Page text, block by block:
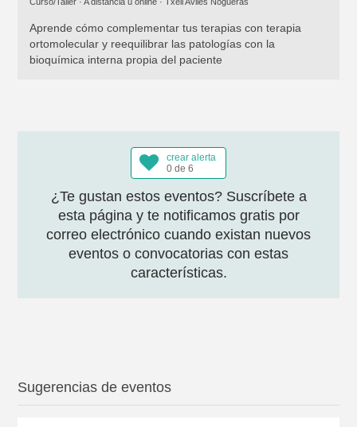
Aprende cómo complementar tus terapias con terapia
ortomolecular y reequilibrar las patologías con la
bioquímica interna propia del paciente
crear alerta
0 de 6
¿Te gustan estos eventos? Suscríbete a
esta página y te notificamos gratis por
correo electrónico cuando existan nuevos
eventos o convocatorias con estas
características.
Sugerencias de eventos